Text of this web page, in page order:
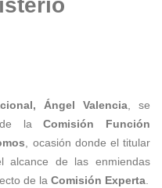
Ángel Valencia, se
de laComisión Función
, ocasión donde el titular
alcance de las enmiendas
de la Comisión Experta.